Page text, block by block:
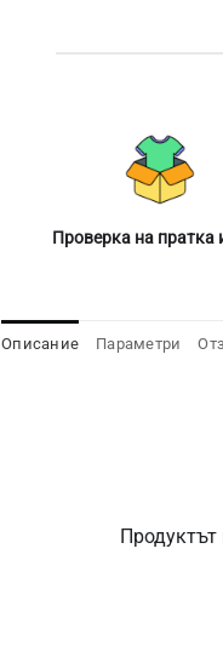
Проверка на пратка
Описание Параметри